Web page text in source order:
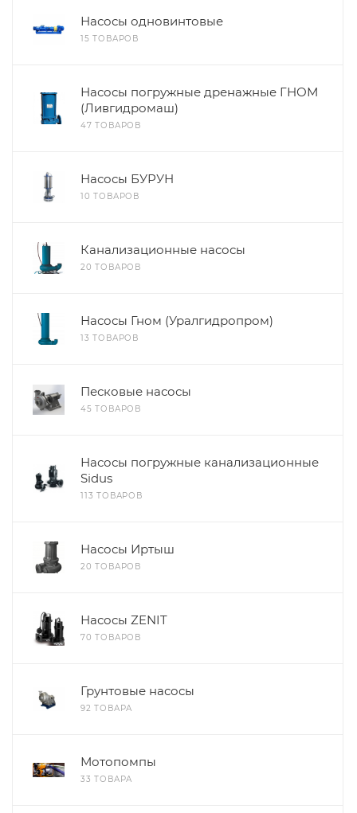
Насосы одновинтовые
15 ТОВАРОВ
Насосы погружные дренажные ГНОМ
(Ливгидромаш)
47 ТОВАРОВ
Насосы БУРУН
10 ТОВАРОВ
Канализационные насосы
20 ТОВАРОВ
Насосы Гном (Уралгидропром)
13 ТОВАРОВ
Песковые насосы
45 ТОВАРОВ
Насосы погружные канализационные
Sidus
113 ТОВАРОВ
Насосы Иртыш
20 ТОВАРОВ
Насосы ZENIT
70 ТОВАРОВ
Грунтовые насосы
92 ТОВАРА
Мотопомпы
33 ТОВАРА